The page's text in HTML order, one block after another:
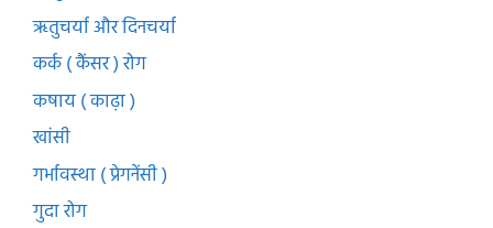
ऋतुचर्या और दिनचर्या
कर्क ( कैंसर ) रोग
कषाय ( काढ़ा )
खांसी
गर्भावस्था ( प्रेगनेंसी )
गुदा रोग